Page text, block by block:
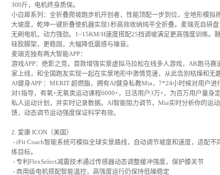
300斤，电机终身质保。
小白犀系列：全折叠爬坡跑步机开创者，性能顶配一步到位，全地形模拟
大坡度，乾坤一键折叠使机器实现1秒高效收纳纯平全折叠。麦瑞克自研
无刷电机，动力强劲。1~15KM/H速度搭配25挡调坡满足更高强度训练。
硅胶脚架，更稳固，大幅降低震感与噪音。
麦瑞克独有两大智能APP：
游戏APP：绝影之竞，首款增强实景虚拟马拉松在线多人游戏，AR跑马赛
家上线，和全国跑友实现一起在实景地形中激情竞速，从此告别枯燥和无
AI健身APP ：MERIT 超燃脂，拥有AI健身私教Mia，7*24小时候对用户进
对1指导，有氧+无氧类运动课程6000+，日活用户3万+，为百万用户量身
私人运动计划，并实时记录数据。AI智能阻力调节，Mia实时分析你的运
馈，动态调节运动强度保证科学有效。
2. 爱康 ICON（美国）
- iFit Coach智能系统可模拟全球实景路线，自动调节坡度和速度，适配不
练目标。
- 专利FlexSelect减震技术通过传感器动态调整缓冲强度，保护膝关节
- 商用级电机搭配智能温控，高强度运行仍保持低噪稳定